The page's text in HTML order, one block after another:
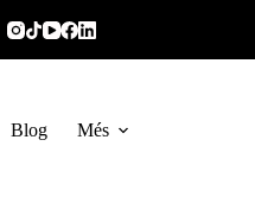
Blog Més